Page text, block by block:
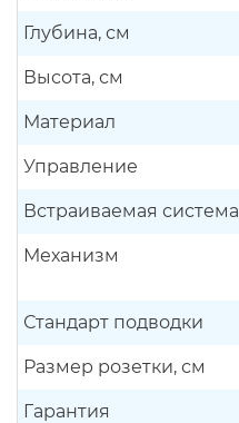
Глубина, см
Высота, см
Материал
Управление
Встраиваемая система
Механизм
Стандарт подводки
Размер розетки, см
Гарантия